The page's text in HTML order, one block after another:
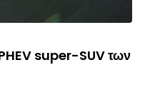
super-SUV των